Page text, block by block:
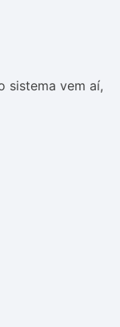
sistema vem aí,